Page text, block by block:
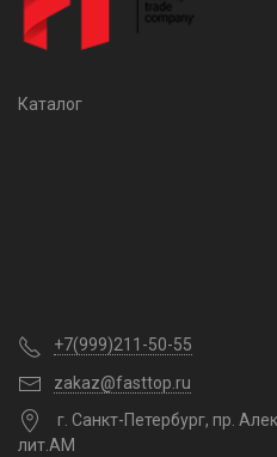
Каталог
+7(999)211-50-55
zakaz@fasttop.ru
г. Санкт-Петербург, пр.
лит.АМ